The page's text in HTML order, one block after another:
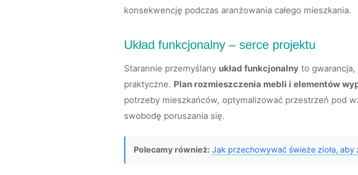
konsekwencję podczas aranżowania całego mieszkania.
Układ funkcjonalny – serce projektu
Starannie przemyślany układ funkcjonalny to
praktyczne. Plan rozmieszczenia mebli i elementów
potrzeby mieszkańców, optymalizować przestrzeń pod
swobodę poruszania się.
Polecamy również: Jak przechowywać świeże zioła, aby